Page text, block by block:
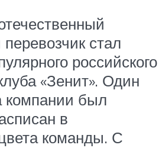
стал
российского
«Зенит». Один
компании был
в
команды. С